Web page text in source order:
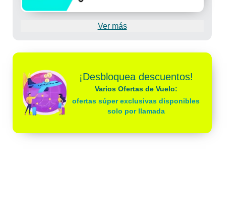
Ver más
¡Desbloquea descuentos!
Varios Ofertas de Vuelo:
ofertas súper exclusivas disponibles
solo por llamada